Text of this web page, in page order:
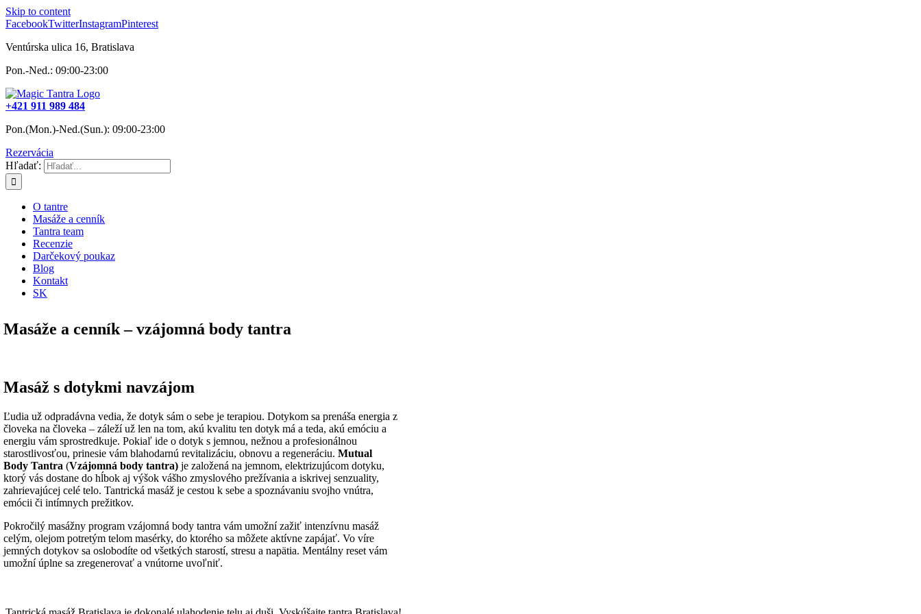
Skip to content
FacebookTwitterInstagramPinterest
Ventúrska ulica 16, Bratislava
Pon.-Ned.: 09:00-23:00
+421 911 989 484
Pon.(Mon.)-Ned.(Sun.): 09:00-23:00
Rezervácia
Hľadať:
O tantre
Masáže a cenník
Tantra team
Recenzie
Darčekový poukaz
Blog
Kontakt
SK
Masáže a cenník – vzájomná body tantra
Masáž s dotykmi navzájom
Ľudia už odpradávna vedia, že dotyk sám o sebe je terapiou. Dotykom sa prenáša energia z
človeka na človeka – záleží už len na tom, akú kvalitu ten dotyk má a teda, akú emóciu a
energiu vám sprostredkuje. Pokiaľ ide o dotyk s jemnou, nežnou a profesionálnou
starostlivosťou, prinesie vám blahodarnú revitalizáciu, obnovu a regeneráciu.Mutual
Body Tantra (Vzájomná body tantra) je založená na jemnom, elektrizujúcom dotyku,
ktorý vás dostane do hĺbok aj výšok vášho zmyslového prežívania a iskrivej senzuality,
zahrievajúcej celé telo. Tantrická masáž je cestou k sebe a spoznávaniu svojho vnútra,
emócii či intímnych prežitkov.
Pokročilý masážny program vzájomná body tantra vám umožní zažiť intenzívnu masáž
celým, olejom potretým telom masérky, do ktorého sa môžete aktívne zapájať. Vo víre
jemných dotykov sa oslobodíte od všetkých starostí, stresu a napätia. Mentálny reset vám
umožní úplne sa zregenerovať a vnútorne uvoľniť.